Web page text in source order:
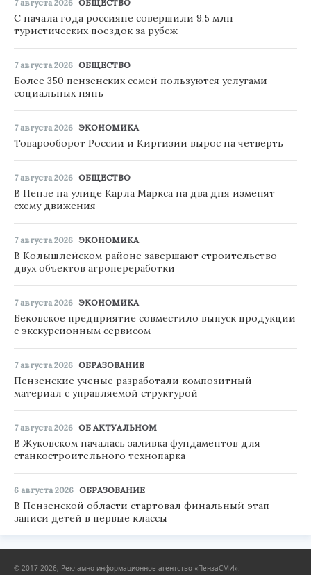
7 августа 2026 ОБЩЕСТВО
С начала года россияне совершили 9,5 млн
туристических поездок за рубеж
7 августа 2026 ОБЩЕСТВО
Более 350 пензенских семей пользуются услугами
социальных нянь
7 августа 2026 ЭКОНОМИКА
Товарооборот России и Киргизии вырос на четверть
7 августа 2026 ОБЩЕСТВО
В Пензе на улице Карла Маркса на два дня изменят
схему движения
7 августа 2026 ЭКОНОМИКА
В Колышлейском районе завершают строительство
двух объектов агропереработки
7 августа 2026 ЭКОНОМИКА
Бековское предприятие совместило выпуск продукции
с экскурсионным сервисом
7 августа 2026 ОБРАЗОВАНИЕ
Пензенские ученые разработали композитный
материал с управляемой структурой
7 августа 2026 ОБ АКТУАЛЬНОМ
В Жуковском началась заливка фундаментов для
станкостроительного технопарка
6 августа 2026 ОБРАЗОВАНИЕ
В Пензенской области стартовал финальный этап
записи детей в первые классы
© 2017-2026, Рекламно-информационное агентство «ПензаСМИ».